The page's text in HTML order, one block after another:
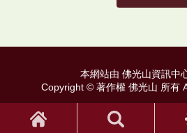
本網站由 佛光山資訊中
Copyright © 著作權 佛光山 所有